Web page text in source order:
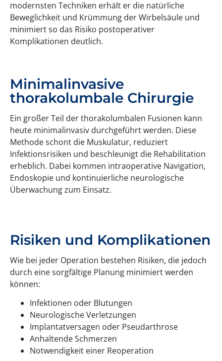
modernsten Techniken erhält er die natürliche
Beweglichkeit und Krümmung der Wirbelsäule und
minimiert so das Risiko postoperativer
Komplikationen deutlich.
Minimalinvasive
thorakolumbale Chirurgie
Ein großer Teil der thorakolumbalen Fusionen kann
heute minimalinvasiv durchgeführt werden. Diese
Methode schont die Muskulatur, reduziert
Infektionsrisiken und beschleunigt die Rehabilitation
erheblich. Dabei kommen intraoperative Navigation,
Endoskopie und kontinuierliche neurologische
Überwachung zum Einsatz.
Risiken und Komplikationen
Wie bei jeder Operation bestehen Risiken, die jedoch
durch eine sorgfältige Planung minimiert werden
können:
Infektionen oder Blutungen
Neurologische Verletzungen
Implantatversagen oder Pseudarthrose
Anhaltende Schmerzen
Notwendigkeit einer Reoperation